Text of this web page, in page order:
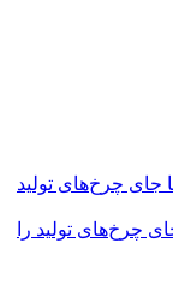
چرخ‌های تولید را